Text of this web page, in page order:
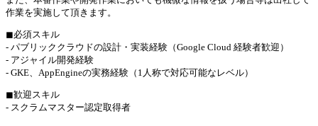
作業を実施して頂きます。
◼︎必須スキル
- パブリッククラウドの設計・実装経験（Google Cloud 経験者歓迎）
- アジャイル開発経験
- GKE、AppEngineの実務経験（1人称で対応可能なレベル）
◼︎歓迎スキル
- スクラムマスター認定取得者